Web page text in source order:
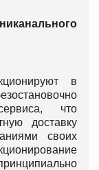
в
что
доставку
своих